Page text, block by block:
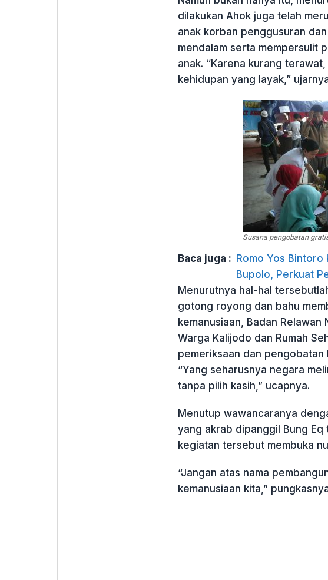
dilakukan Ahok juga telah
anak korban penggusuran
mendalam serta mempersulit
anak. “Karena kurang
kehidupan yang layak,”
Susana pengobatan
Baca juga : Romo Yos Bintoro
Bupolo, Perkuat
Menurutnya hal-hal
gotong royong dan bahu
kemanusiaan, Badan Relawan
Warga Kalijodo dan Rumah
pemeriksaan dan
“Yang seharusnya negara
tanpa pilih kasih,” ucapnya.
Menutup wawancaranya
yang akrab dipanggil Bung
kegiatan tersebut membuka
“Jangan atas nama
kemanusiaan kita,”